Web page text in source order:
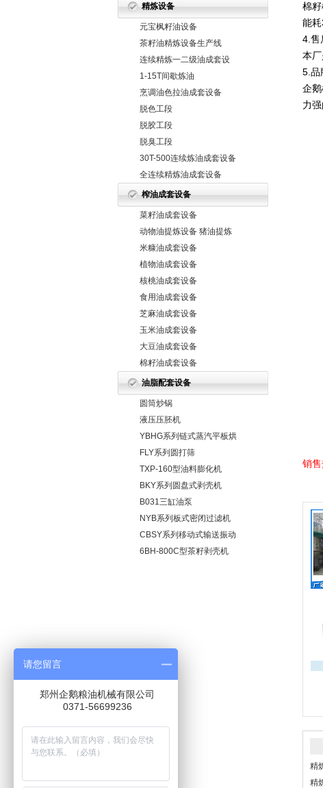
精炼设备
元宝枫籽油设备
茶籽油精炼设备生产线
连续精炼一二级油成套设
1-15T间歇炼油
烹调油色拉油成套设备
脱色工段
脱胶工段
脱臭工段
30T-500连续炼油成套设备
全连续精炼油成套设备
榨油成套设备
菜籽油成套设备
动物油提炼设备 猪油提炼
设备 牛米糠油成套设备
植物油成套设备
核桃油成套设备
食用油成套设备
芝麻油成套设备
玉米油成套设备
大豆油成套设备
棉籽油成套设备
油脂配套设备
圆筒炒锅
液压压胚机
YBHG系列链式蒸汽平板烘
FLY系列圆打筛
TXP-160型油料膨化机
BKY系列圆盘式剥壳机
B031三缸油泵
NYB系列板式密闭过滤机
CBSY系列移动式输送振动
清理筛6BH-800C型茶籽剥壳机
棉
能
4.售
本
5.品
企
力
销
精
精
请您留言
郑州企鹅粮油机械有限公司
0371-56699236